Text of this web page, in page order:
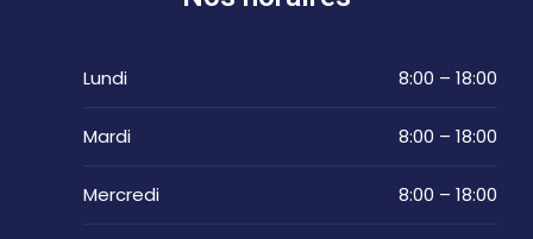
Lundi 8:00 – 18:00
Mardi 8:00 – 18:00
Mercredi 8:00 – 18:00